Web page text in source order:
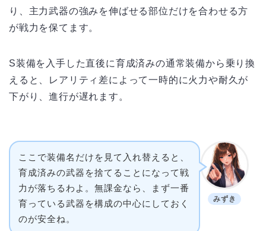
り、主力武器の強みを伸ばせる部位だけを合わせる方
が戦力を保てます。
S装備を入手した直後に育成済みの通常装備から乗り換
えると、レアリティ差によって一時的に火力や耐久が
下がり、進行が遅れます。
みずき
ここで装備名だけを見て入れ替えると、
育成済みの武器を捨てることになって戦
力が落ちるわよ。無課金なら、まず一番
育っている武器を構成の中心にしておく
のが安全ね。